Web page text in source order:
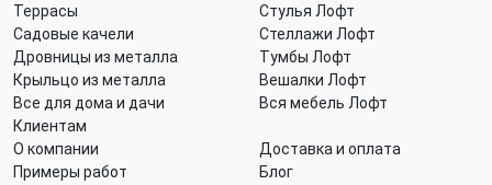
Террасы
Садовые качели
Дровницы из металла
Крыльцо из металла
Все для дома и дачи
Стулья Лофт
Стеллажи Лофт
Тумбы Лофт
Вешалки Лофт
Вся мебель Лофт
Клиентам
О компании
Доставка и оплата
Примеры работ
Блог